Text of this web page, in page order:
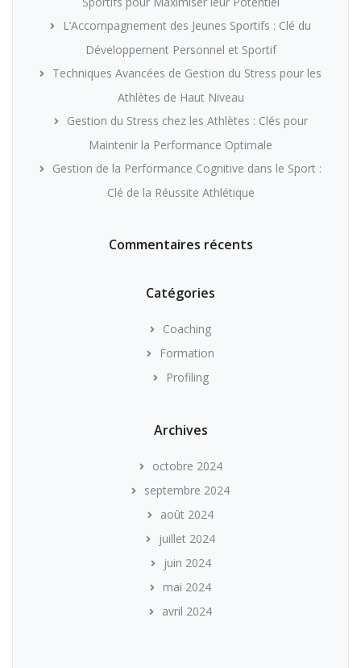
L’Accompagnement des Jeunes Sportifs : Clé du
Développement Personnel et Sportif
Techniques Avancées de Gestion du Stress pour les
Athlètes de Haut Niveau
Gestion du Stress chez les Athlètes : Clés pour
Maintenir la Performance Optimale
Gestion de la Performance Cognitive dans le Sport :
Clé de la Réussite Athlétique
Commentaires récents
Catégories
Coaching
Formation
Profiling
Archives
octobre 2024
septembre 2024
août 2024
juillet 2024
juin 2024
mai 2024
avril 2024